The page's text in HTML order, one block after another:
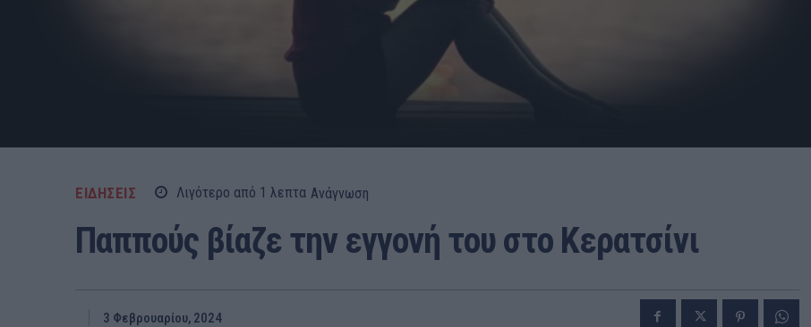
ΕΙΔΗΣΕΙΣ Λιγότερο από 1 λεπτα Ανάγνωση
Παππούς βίαζε την εγγονή του στο Κερατσίνι
3 Φεβρουαρίου, 2024